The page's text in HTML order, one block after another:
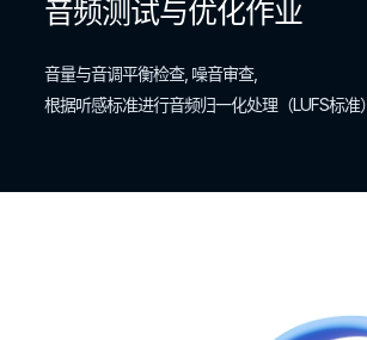
音频测试与优化作业
音量与音调平衡检查, 噪音审查,
根据听感标准进行音频归一化处理（LUFS标准）